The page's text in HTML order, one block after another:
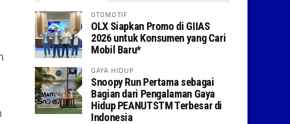
OTOMOTIF
OLX Siapkan Promo di GIIAS
2026 untuk Konsumen yang Cari
Mobil Baru*
GAYA HIDUP
Snoopy Run Pertama sebagai
Bagian dari Pengalaman Gaya
Hidup PEANUTSTM Terbesar di
Indonesia